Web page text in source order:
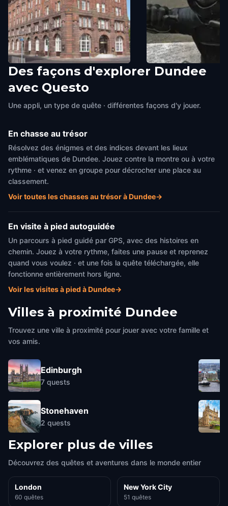
DC Thomson
Dundee, United Kingdom
Oor Wullie and his
Des façons d'explorer Dundee
avec Questo
Une appli, un type de quête · différentes façons d'y jouer.
En chasse au trésor
Résolvez des énigmes et des indices devant les lieux
emblématiques de Dundee. Jouez contre la montre ou à votre
rythme · et venez en groupe pour décrocher une place au
classement.
Voir toutes les chasses au trésor à Dundee→
En visite à pied autoguidée
Un parcours à pied guidé par GPS, avec des histoires en
chemin. Jouez à votre rythme, faites une pause et reprenez
quand vous voulez · et une fois la quête téléchargée, elle
fonctionne entièrement hors ligne.
Voir les visites à pied à Dundee→
Villes à proximité Dundee
Trouvez une ville à proximité pour jouer avec votre famille et
vos amis.
Edinburgh
7 quests
Stonehaven
2 quests
Explorer plus de villes
Découvrez des quêtes et aventures dans le monde entier
London
60 quêtes
New York City
51 quêtes